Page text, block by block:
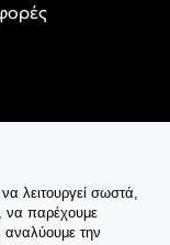
λειτουργεί σωστά,
να παρέχουμε
αναλύουμε την